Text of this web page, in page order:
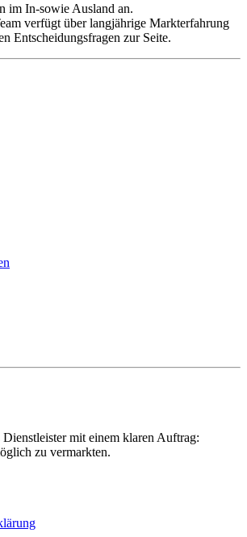
im In-sowie Ausland an.
verfügt über langjährige Markterfahrung
Entscheidungsfragen zur Seite.
Dienstleister mit einem klaren Auftrag:
zu vermarkten.